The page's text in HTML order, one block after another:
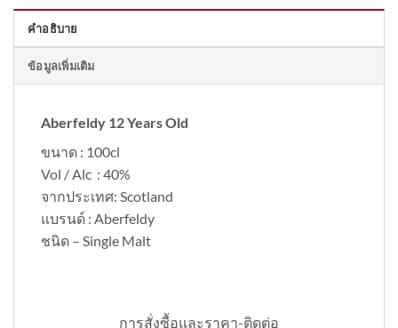
คำอธิบาย
ข้อมูลเพิ่มเติม
Aberfeldy 12 Years Old
ขนาด : 100cl
Vol / Alc : 40%
จากประเทศ: Scotland
แบรนด์ : Aberfeldy
ชนิด – Single Malt
การสั่งซื้อและราคา-ติดต่อ